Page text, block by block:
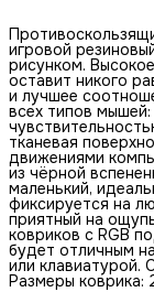
игровой
рисунком.
оставит никого
и лучшее
всех типов
тканевая
движениями
из чёрной
маленький,
фиксируется на
приятный на
ковриков с RGB
будет отличным
или клавиатурой.
Размеры